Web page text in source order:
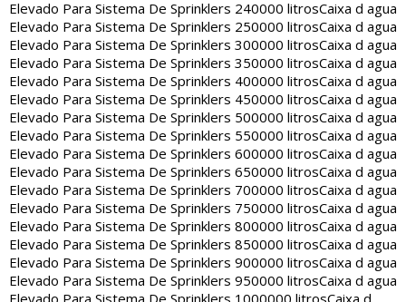
Elevado Para Sistema De Sprinklers 240000 litrosCaixa d agua
Elevado Para Sistema De Sprinklers 250000 litrosCaixa d agua
Elevado Para Sistema De Sprinklers 300000 litrosCaixa d agua
Elevado Para Sistema De Sprinklers 350000 litrosCaixa d agua
Elevado Para Sistema De Sprinklers 400000 litrosCaixa d agua
Elevado Para Sistema De Sprinklers 450000 litrosCaixa d agua
Elevado Para Sistema De Sprinklers 500000 litrosCaixa d agua
Elevado Para Sistema De Sprinklers 550000 litrosCaixa d agua
Elevado Para Sistema De Sprinklers 600000 litrosCaixa d agua
Elevado Para Sistema De Sprinklers 650000 litrosCaixa d agua
Elevado Para Sistema De Sprinklers 700000 litrosCaixa d agua
Elevado Para Sistema De Sprinklers 750000 litrosCaixa d agua
Elevado Para Sistema De Sprinklers 800000 litrosCaixa d agua
Elevado Para Sistema De Sprinklers 850000 litrosCaixa d agua
Elevado Para Sistema De Sprinklers 900000 litrosCaixa d agua
Elevado Para Sistema De Sprinklers 950000 litrosCaixa d agua